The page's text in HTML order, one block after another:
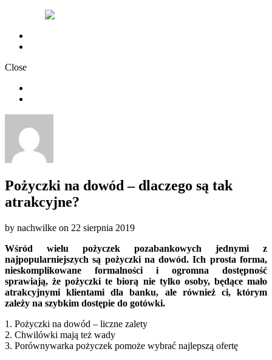
Close
Pożyczki na dowód – dlaczego są tak
atrakcyjne?
by nachwilke on 22 sierpnia 2019
Wśród wielu pożyczek pozabankowych jednymi z
najpopularniejszych są pożyczki na dowód. Ich prosta forma,
nieskomplikowane formalności i ogromna dostępność
sprawiają, że pożyczki te biorą nie tylko osoby, będące mało
atrakcyjnymi klientami dla banku, ale również ci, którym
zależy na szybkim dostępie do gotówki.
1. Pożyczki na dowód – liczne zalety
2. Chwilówki mają też wady
3. Porównywarka pożyczek pomoże wybrać najlepszą ofertę